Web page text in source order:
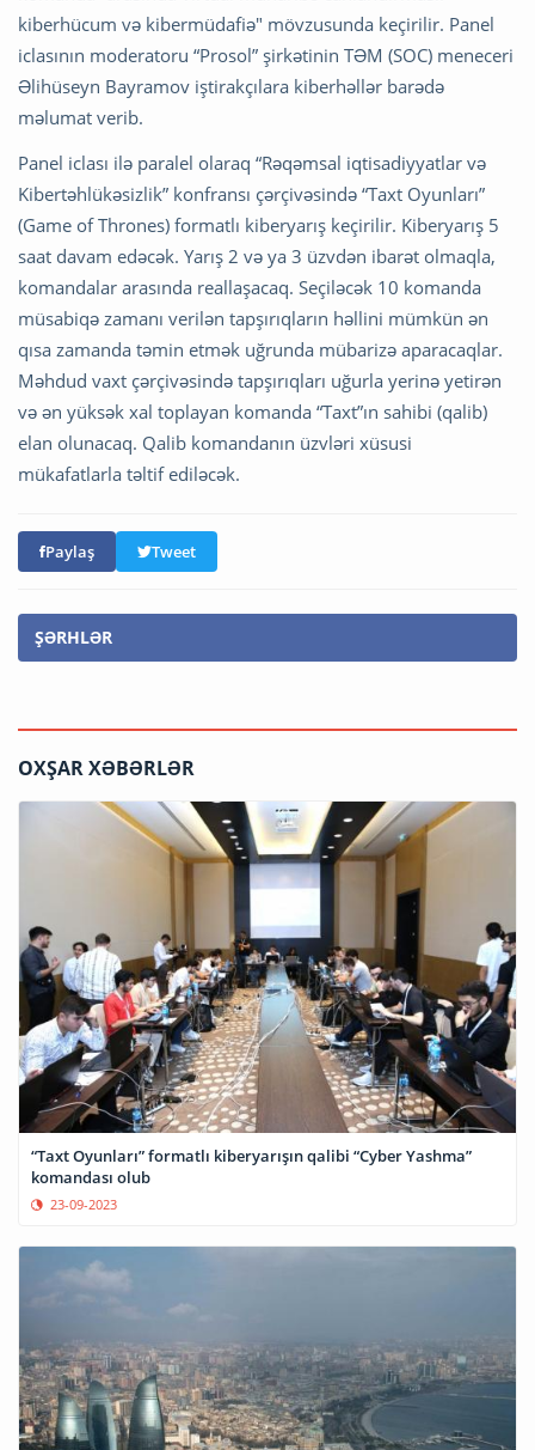
kiberhücum və kibermüdafiə" mövzusunda keçirilir. Panel
iclasının moderatoru “Prosol” şirkətinin TƏM (SOC) meneceri
Əlihüseyn Bayramov iştirakçılara kiberhəllər barədə
məlumat verib.
Panel iclası ilə paralel olaraq “Rəqəmsal iqtisadiyyatlar və
Kibertəhlükəsizlik” konfransı çərçivəsində “Taxt Oyunları”
(Game of Thrones) formatlı kiberyarış keçirilir. Kiberyarış 5
saat davam edəcək. Yarış 2 və ya 3 üzvdən ibarət olmaqla,
komandalar arasında reallaşacaq. Seçiləcək 10 komanda
müsabiqə zamanı verilən tapşırıqların həllini mümkün ən
qısa zamanda təmin etmək uğrunda mübarizə aparacaqlar.
Məhdud vaxt çərçivəsində tapşırıqları uğurla yerinə yetirən
və ən yüksək xal toplayan komanda “Taxt”ın sahibi (qalib)
elan olunacaq. Qalib komandanın üzvləri xüsusi
mükafatlarla təltif ediləcək.
Paylaş Tweet
ŞƏRHLƏR
OXŞAR XƏBƏRLƏR
“Taxt Oyunları” formatlı kiberyarışın qalibi “Cyber Yashma”
komandası olub
23-09-2023